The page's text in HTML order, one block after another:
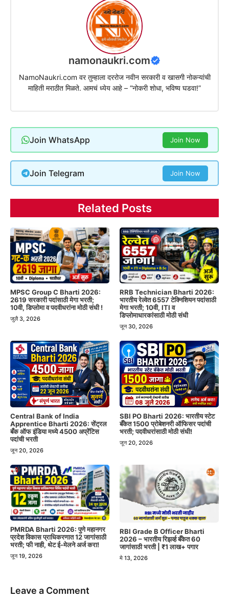
namonaukri.com
NamoNaukri.com वर तुम्हाला दररोज नवीन सरकारी व खासगी नोकऱ्यांची
माहिती मराठीत मिळते. आमचं ध्येय आहे – “नोकरी शोधा, भविष्य घडवा!”
Join WhatsApp Join Now
Join Telegram Join Now
Related Posts
MPSC Group C Bharti 2026:
2619 सरकारी पदांसाठी मेगा भरती;
10वी, डिप्लोमा व पदवीधरांना मोठी संधी !
जुलै 3, 2026
RRB Technician Bharti 2026:
भारतीय रेल्वेत 6557 टेक्निशियन पदांसाठी
मेगा भरती; 10वी, ITI व
डिप्लोमाधारकांसाठी मोठी संधी
जून 30, 2026
Central Bank of India
Apprentice Bharti 2026: सेंट्रल
बँक ऑफ इंडिया मध्ये 4500 अप्रेंटिस
पदांची भरती
जून 20, 2026
SBI PO Bharti 2026: भारतीय स्टेट
बँकेत 1500 प्रोबेशनरी ऑफिसर पदांची
भरती; पदवीधरांसाठी मोठी संधी!
जून 20, 2026
PMRDA Bharti 2026: पुणे महानगर
प्रदेश विकास प्राधिकरणात 12 जागांसाठी
भरती; फी नाही, थेट ई-मेलने अर्ज करा!
जून 19, 2026
RBI Grade B Officer Bharti
2026 – भारतीय रिझर्व्ह बँकेत 60
जागांसाठी भरती | ₹1 लाख+ पगार
मे 13, 2026
Leave a Comment